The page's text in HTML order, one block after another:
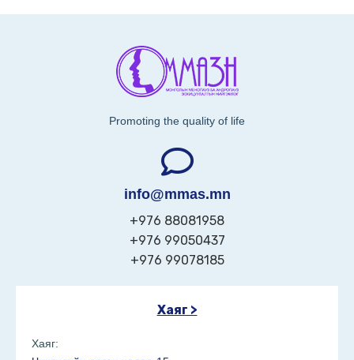
Promoting the quality of life
info@mmas.mn
+976 88081958
+976 99050437
+976 99078185
Хаяг >
Хаяг: